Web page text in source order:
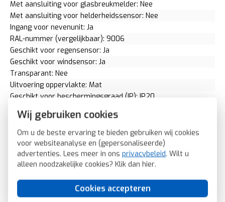
Wij gebruiken cookies
Om u de beste ervaring te bieden gebruiken wij cookies
voor websiteanalyse en (gepersonaliseerde)
advertenties. Lees meer in ons privacybeleid. Wilt u
alleen noodzakelijke cookies? Klik dan hier.
Cookies accepteren
Met aansluiting voor glasbreukmelder: Nee
Met aansluiting voor helderheidssensor: Nee
Ingang voor nevenunit: Ja
RAL-nummer (vergelijkbaar): 9006
Geschikt voor regensensor: Ja
Geschikt voor windsensor: Ja
Transparant: Nee
Uitvoering oppervlakte: Mat
Geschikt voor beschermingsgraad (IP): IP20
Berker schakelklok jaloeziebesturing opzetmodule Q1/Q3/Q7
aluminium (85741124)
SKU: Berker 85741124
EAN: 4011334443704
Gerelateerde producten